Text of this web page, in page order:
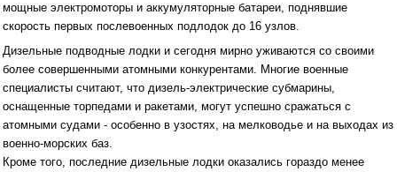
мощные электромоторы и аккумуляторные батареи, поднявшие
скорость первых послевоенных подлодок до 16 узлов.
Дизельные подводные лодки и сегодня мирно уживаются со своими
более совершенными атомными конкурентами. Многие военные
специалисты считают, что дизель-электрические субмарины,
оснащенные торпедами и ракетами, могут успешно сражаться с
атомными судами - особенно в узостях, на мелководье и на выходах из
военно-морских баз.
Кроме того, последние дизельные лодки оказались гораздо менее